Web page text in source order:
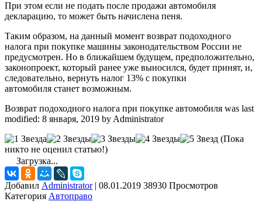
При этом если не подать после продажи автомобиля
декларацию, то может быть начислена пеня.
Таким образом, на данный момент возврат подоходного
налога при покупке машины законодательством России не
предусмотрен. Но в ближайшем будущем, предположительно,
законопроект, который ранее уже выносился, будет принят, и,
следовательно, вернуть налог 13% с покупки
автомобиля станет возможным.
Возврат подоходного налога при покупке автомобиля was last
modified: 8 января, 2019 by Administrator
(Пока
никто не оценил статью!)
Загрузка...
Добавил Administrator | 08.01.2019 38930 Просмотров
Категория Автоправо